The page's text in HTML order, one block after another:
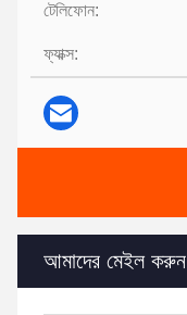
টেলিফোন:
ফ্যাক্স:
আমাদের মেইল করুন